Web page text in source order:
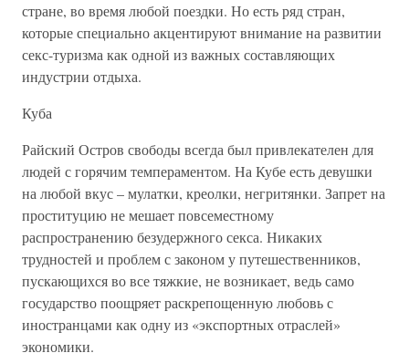
стране, во время любой поездки. Но есть ряд стран,
которые специально акцентируют внимание на развитии
секс-туризма как одной из важных составляющих
индустрии отдыха.
Куба
Райский Остров свободы всегда был привлекателен для
людей с горячим темпераментом. На Кубе есть девушки
на любой вкус – мулатки, креолки, негритянки. Запрет на
проституцию не мешает повсеместному
распространению безудержного секса. Никаких
трудностей и проблем с законом у путешественников,
пускающихся во все тяжкие, не возникает, ведь само
государство поощряет раскрепощенную любовь с
иностранцами как одну из «экспортных отраслей»
экономики.